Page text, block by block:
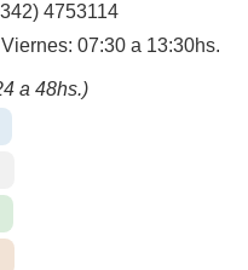
4753114
07:30 a 13:30hs.
a 48hs.)